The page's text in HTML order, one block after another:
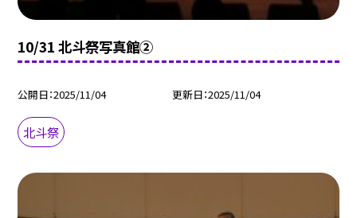
10/31 北斗祭写真館②
公開日 2025/11/04 更新日 2025/11/04
北斗祭